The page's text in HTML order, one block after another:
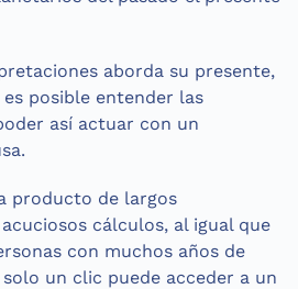
aborda su presente,
posible entender las
así actuar con un
producto de largos
cálculos, al igual que
con muchos años de
un clic puede acceder a un